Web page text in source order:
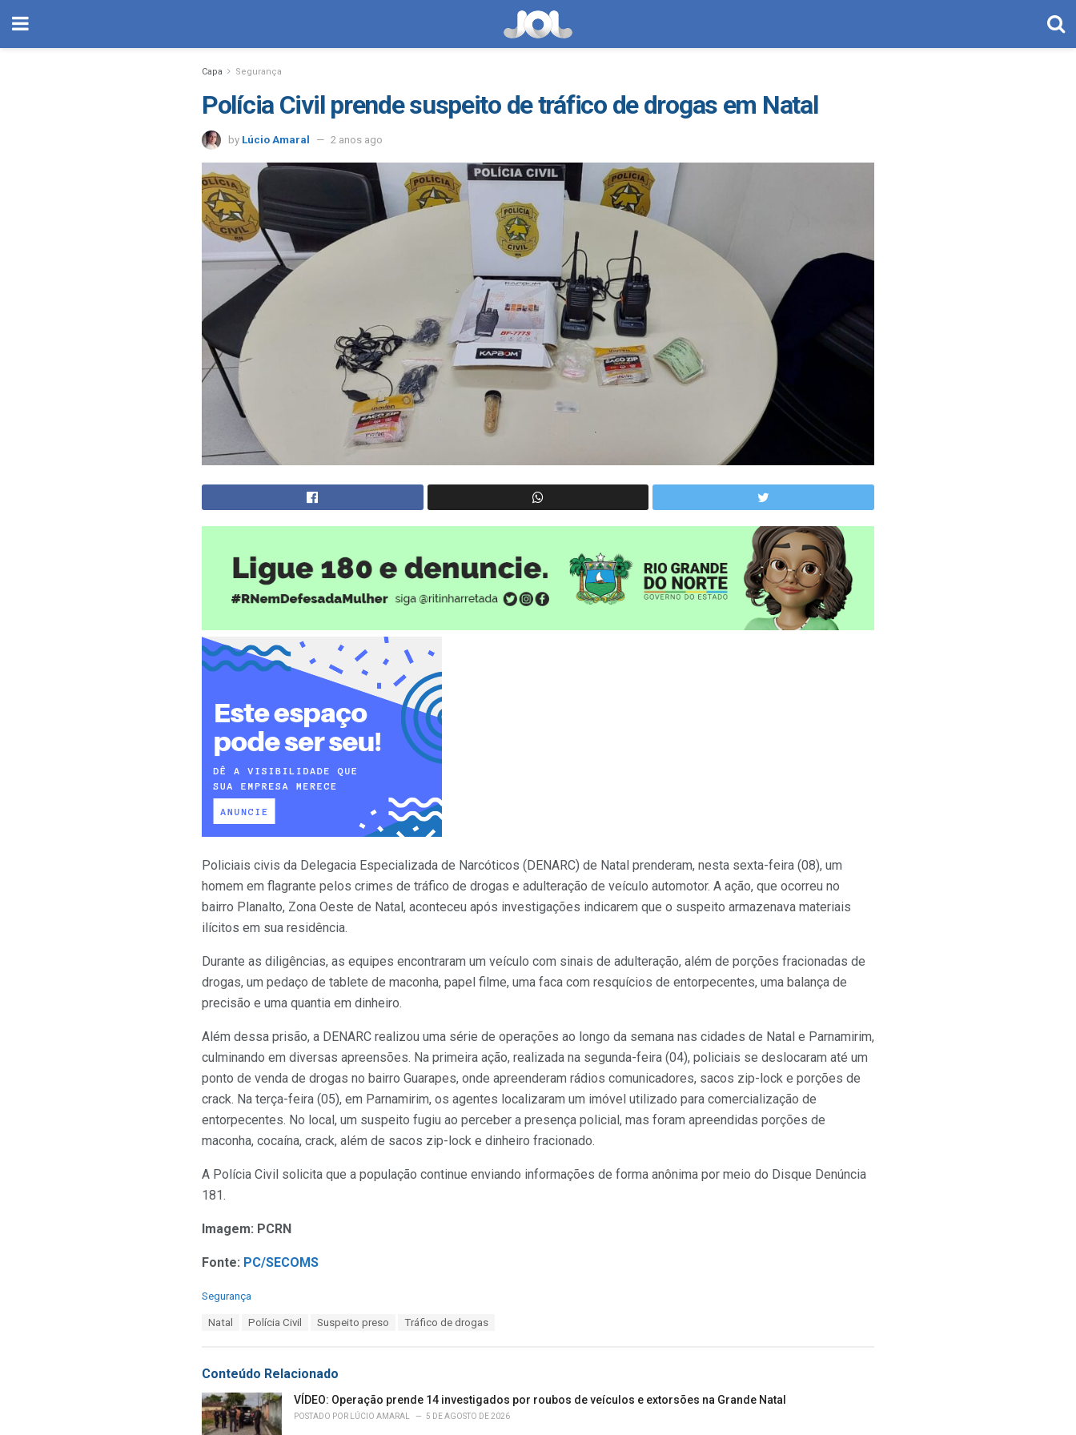
Capa Segurança
Polícia Civil prende suspeito de tráfico de drogas em Natal
by Lúcio Amaral 2 anos ago
Policiais civis da Delegacia Especializada de Narcóticos (DENARC) de Natal prenderam, nesta sexta-feira (08), um
homem em flagrante pelos crimes de tráfico de drogas e adulteração de veículo automotor. A ação, que ocorreu no
bairro Planalto, Zona Oeste de Natal, aconteceu após investigações indicarem que o suspeito armazenava materiais
ilícitos em sua residência.
Durante as diligências, as equipes encontraram um veículo com sinais de adulteração, além de porções fracionadas de
drogas, um pedaço de tablete de maconha, papel filme, uma faca com resquícios de entorpecentes, uma balança de
precisão e uma quantia em dinheiro.
Além dessa prisão, a DENARC realizou uma série de operações ao longo da semana nas cidades de Natal e Parnamirim,
culminando em diversas apreensões. Na primeira ação, realizada na segunda-feira (04), policiais se deslocaram até um
ponto de venda de drogas no bairro Guarapes, onde apreenderam rádios comunicadores, sacos zip-lock e porções de
crack. Na terça-feira (05), em Parnamirim, os agentes localizaram um imóvel utilizado para comercialização de
entorpecentes. No local, um suspeito fugiu ao perceber a presença policial, mas foram apreendidas porções de
maconha, cocaína, crack, além de sacos zip-lock e dinheiro fracionado.
A Polícia Civil solicita que a população continue enviando informações de forma anônima por meio do Disque Denúncia
181.
Imagem: PCRN
Fonte: PC/SECOMS
C
o
r
i
e
s
Segurança
:
Natal Polícia Civil Suspeito preso Tráfico de drogas
Conteúdo Relacionado
VÍDEO: Operação prende 14 investigados por roubos de veículos e extorsões na Grande Natal
POSTADO POR LÚCIO AMARAL 5 DE AGOSTO DE 2026